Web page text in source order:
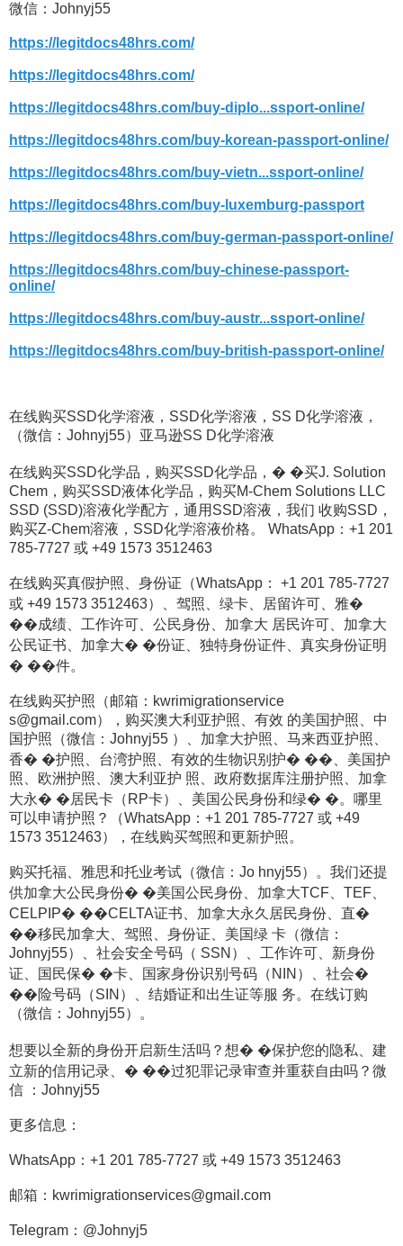
微信：Johnyj55
https://legitdocs48hrs.com/
https://legitdocs48hrs.com/
https://legitdocs48hrs.com/buy-diplo...ssport-online/
https://legitdocs48hrs.com/buy-korean-passport-online/
https://legitdocs48hrs.com/buy-vietn...ssport-online/
https://legitdocs48hrs.com/buy-luxemburg-passport
https://legitdocs48hrs.com/buy-german-passport-online/
https://legitdocs48hrs.com/buy-chinese-passport-
online/
https://legitdocs48hrs.com/buy-austr...ssport-online/
https://legitdocs48hrs.com/buy-british-passport-online/
在线购买SSD化学溶液，SSD化学溶液，SS D化学溶液，
（微信：Johnyj55）亚马逊SS D化学溶液
在线购买SSD化学品，购买SSD化学品，� �买J. Solution
Chem，购买SSD液体化学品，购买M-Chem Solutions LLC
SSD (SSD)溶液化学配方，通用SSD溶液，我们 收购SSD，
购买Z-Chem溶液，SSD化学溶液价格。 WhatsApp：+1 201
785-7727 或 +49 1573 3512463
在线购买真假护照、身份证（WhatsApp： +1 201 785-7727
或 +49 1573 3512463）、驾照、绿卡、居留许可、雅�
��成绩、工作许可、公民身份、加拿大 居民许可、加拿大
公民证书、加拿大� �份证、独特身份证件、真实身份证明
� ��件。
在线购买护照（邮箱：kwrimigrationservice
s@gmail.com），购买澳大利亚护照、有效 的美国护照、中
国护照（微信：Johnyj55 ）、加拿大护照、马来西亚护照、
香� �护照、台湾护照、有效的生物识别护� ��、美国护
照、欧洲护照、澳大利亚护 照、政府数据库注册护照、加拿
大永� �居民卡（RP卡）、美国公民身份和绿� �。哪里
可以申请护照？（WhatsApp：+1 201 785-7727 或 +49
1573 3512463），在线购买驾照和更新护照。
购买托福、雅思和托业考试（微信：Jo hnyj55）。我们还提
供加拿大公民身份� �美国公民身份、加拿大TCF、TEF、
CELPIP� ��CELTA证书、加拿大永久居民身份、直�
��移民加拿大、驾照、身份证、美国绿 卡（微信：
Johnyj55）、社会安全号码（ SSN）、工作许可、新身份
证、国民保� �卡、国家身份识别号码（NIN）、社会�
��险号码（SIN）、结婚证和出生证等服 务。在线订购
（微信：Johnyj55）。
想要以全新的身份开启新生活吗？想� �保护您的隐私、建
立新的信用记录、� ��过犯罪记录审查并重获自由吗？微
信 ：Johnyj55
更多信息：
WhatsApp：+1 201 785-7727 或 +49 1573 3512463
邮箱：kwrimigrationservices@gmail.com
Telegram：@Johnyj5